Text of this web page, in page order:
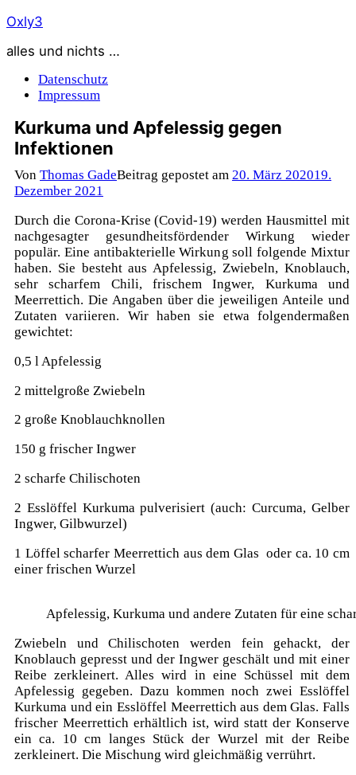
Zum
springen
Oxly3
alles und nichts …
Datenschutz
Impressum
Kurkuma und Apfelessig gegen
Infektionen
Von Thomas GadeBeitrag gepostet am 20. März 202019.
Dezember 2021
Durch die Corona-Krise (Covid-19) werden Hausmittel mit
nachgesagter gesundheitsfördender Wirkung wieder
populär. Eine antibakterielle Wirkung soll folgende Mixtur
haben. Sie besteht aus Apfelessig, Zwiebeln, Knoblauch,
sehr scharfem Chili, frischem Ingwer, Kurkuma und
Meerrettich. Die Angaben über die jeweiligen Anteile und
Zutaten variieren. Wir haben sie etwa folgendermaßen
gewichtet:
0,5 l Apfelessig
2 mittelgroße Zwiebeln
2 große Knoblauchknollen
150 g frischer Ingwer
2 scharfe Chilischoten
2 Esslöffel Kurkuma pulverisiert (auch: Curcuma, Gelber
Ingwer, Gilbwurzel)
1 Löffel scharfer Meerrettich aus dem Glas oder ca. 10 cm
einer frischen Wurzel
Apfelessig, Kurkuma und andere Zutaten für eine
Zwiebeln und Chilischoten werden fein gehackt, der
Knoblauch gepresst und der Ingwer geschält und mit einer
Reibe zerkleinert. Alles wird in eine Schüssel mit dem
Apfelessig gegeben. Dazu kommen noch zwei Esslöffel
Kurkuma und ein Esslöffel Meerrettich aus dem Glas. Falls
frischer Meerrettich erhältlich ist, wird statt der Konserve
ein ca. 10 cm langes Stück der Wurzel mit der Reibe
zerkleinert. Die Mischung wird gleichmäßig verrührt.